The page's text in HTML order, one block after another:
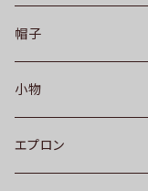
帽子
小物
エプロン